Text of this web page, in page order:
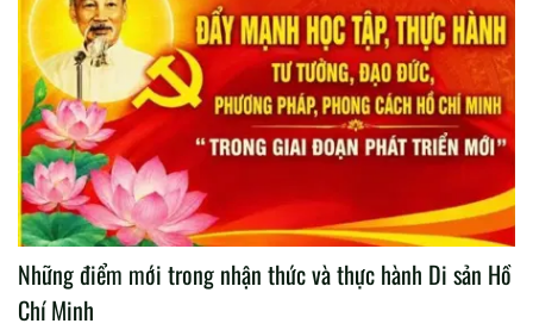
Những điểm mới trong nhận thức và thực hành Di sản Hồ
Chí Minh